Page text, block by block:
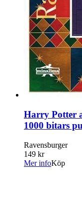
Harry Potter
1000 bitars
Ravensburger
149 kr
Mer infoKöp